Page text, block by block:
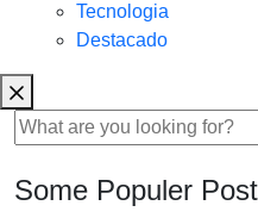
Tecnologia
Destacado
Some Populer Post